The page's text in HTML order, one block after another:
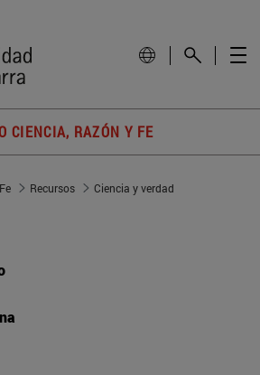
CIENCIA, RAZÓN Y FE
Recursos
Ciencia y verdad